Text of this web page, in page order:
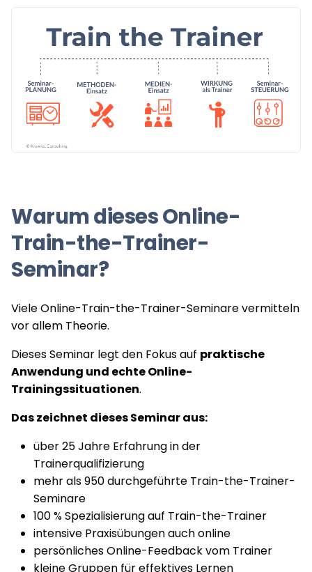
Warum dieses Online-
Train-the-Trainer-
Seminar?
Viele Online-Train-the-Trainer-Seminare vermitteln
vor allem Theorie.
Dieses Seminar legt den Fokus auf praktische
Anwendung und echte Online-
Trainingssituationen.
Das zeichnet dieses Seminar aus:
über 25 Jahre Erfahrung in der
Trainerqualifizierung
mehr als 950 durchgeführte Train-the-Trainer-
Seminare
100 % Spezialisierung auf Train-the-Trainer
intensive Praxisübungen auch online
persönliches Online-Feedback vom Trainer
kleine Gruppen für effektives Lernen